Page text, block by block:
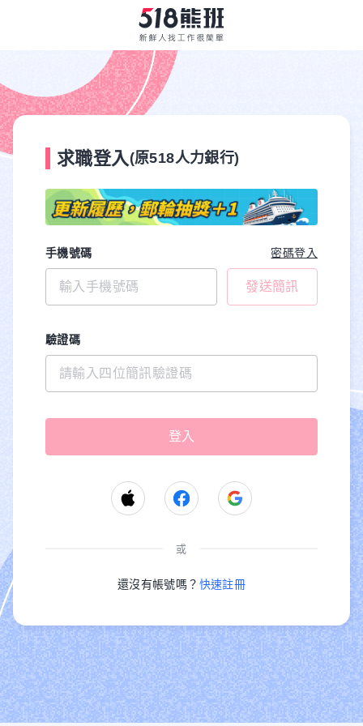
求職登入 (原518人力銀行)
手機號碼 密碼登入
發送簡訊
驗證碼
或
還沒有帳號嗎？ 快速註冊